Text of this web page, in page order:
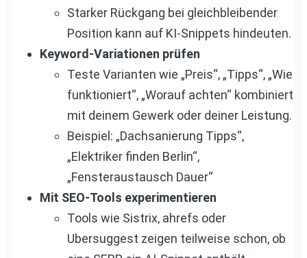
Starker Rückgang bei gleichbleibender
Position kann auf KI-Snippets hindeuten.
Keyword-Variationen prüfen
Teste Varianten wie „Preis“, „Tipps“, „Wie
funktioniert“, „Worauf achten“ kombiniert
mit deinem Gewerk oder deiner Leistung.
Beispiel: „Dachsanierung Tipps“,
„Elektriker finden Berlin“,
„Fensteraustausch Dauer“
Mit SEO-Tools experimentieren
Tools wie Sistrix, ahrefs oder
Ubersuggest zeigen teilweise schon, ob